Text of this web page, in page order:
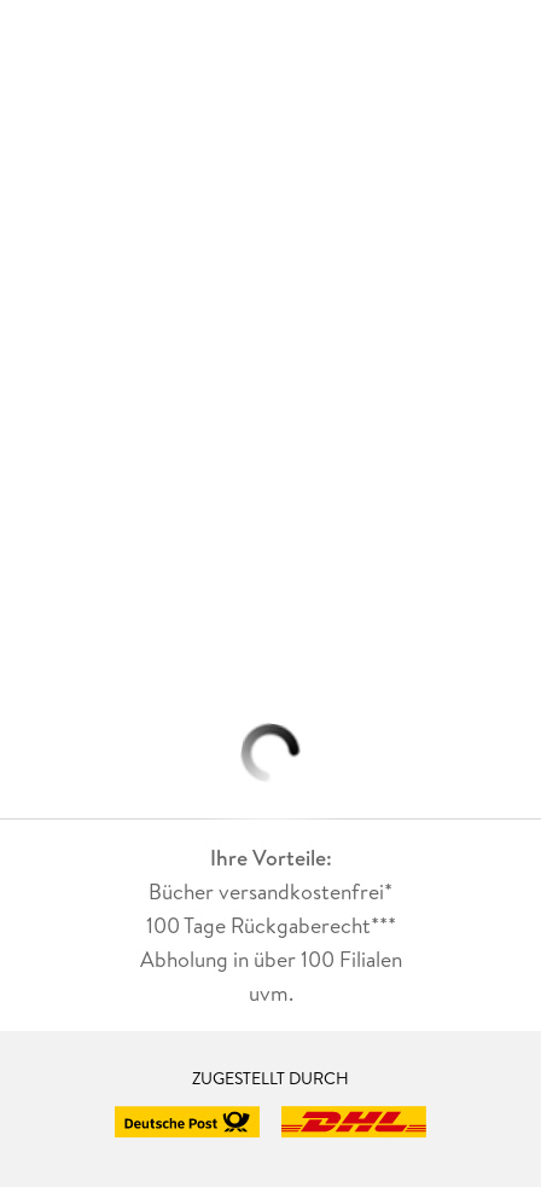
Ihre Vorteile:
Bücher versandkostenfrei*
100 Tage Rückgaberecht***
Abholung in über 100 Filialen
uvm.
ZUGESTELLT DURCH